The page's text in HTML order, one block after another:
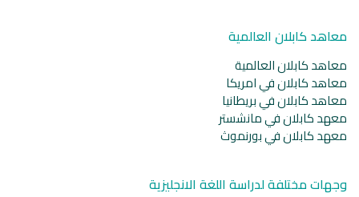
معاهد كابلان العالمية
معاهد كابلان العالمية
معاهد كابلان في امريكا
معاهد كابلان في بريطانيا
معهد كابلان في مانشستر
معهد كابلان في بورنموث
وجهات مختلفة لدراسة اللغة الانجليزية